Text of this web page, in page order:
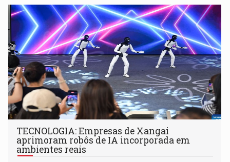
TECNOLOGIA: Empresas de Xangai
aprimoram robôs de IA incorporada em
ambientes reais